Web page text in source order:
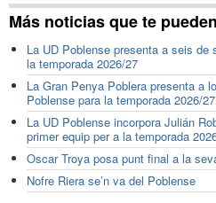
Más noticias que te
La UD Poblense presenta a seis
la temporada 2026/27
La Gran Penya Poblera presenta a
Poblense para la temporada 2026/
La UD Poblense incorpora Julián
primer equip per a la temporada
Oscar Troya posa punt final a la
Nofre Riera se’n va del Poblense